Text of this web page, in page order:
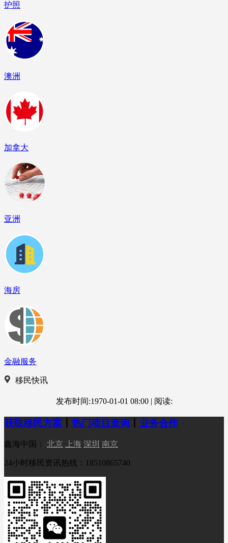
护照
澳洲
加拿大
亚洲
海房
金融服务
移民快讯
发布时间:1970-01-01 08:00 | 阅读:
获取移民方案 热门项目查询 业务合作
鑫海中国： 北京 上海 深圳 南京
24小时移民资讯热线：18510865740